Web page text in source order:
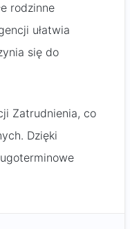
rodzinne
ułatwia
się do
Zatrudnienia, co
Dzięki